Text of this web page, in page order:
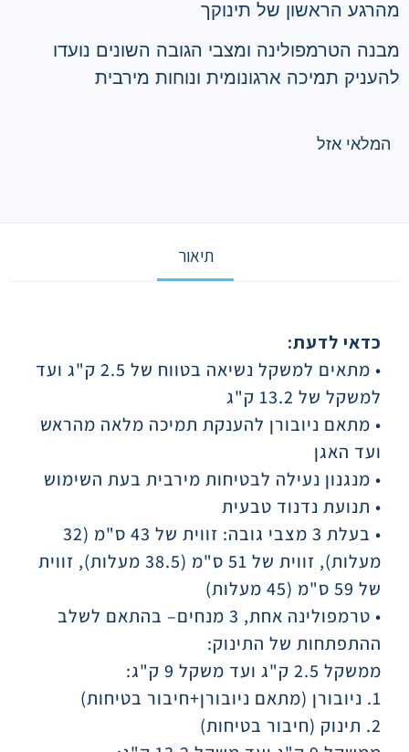
מהרגע הראשון של תינוקך
מבנה הטרמפולינה ומצבי הגובה השונים נועדו
להעניק תמיכה ארגונומית ונוחות מירבית
המלאי אזל
תיאור
כדאי לדעת:
• מתאים למשקל נשיאה בטווח של 2.5 ק"ג ועד
למשקל של 13.2 ק"ג
• מתאם ניובורן להענקת תמיכה מלאה מהראש
ועד האגן
• מנגנון נעילה לבטיחות מירבית בעת השימוש
• תנועת נדנוד טבעית
• בעלת 3 מצבי גובה: זווית של 43 ס"מ (32
מעלות), זווית של 51 ס"מ (38.5 מעלות), זווית
של 59 ס"מ (45 מעלות)
• טרמפולינה אחת, 3 מנחים– בהתאם לשלב
ההתפתחות של התינוק:
ממשקל 2.5 ק"ג ועד משקל 9 ק"ג:
1. ניובורן (מתאם ניובורן+חיבור בטיחות)
2. תינוק (חיבור בטיחות)